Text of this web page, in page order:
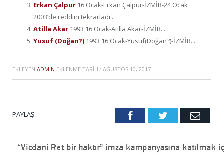
Erkan Çalpur 16 Ocak-Erkan Çalpur-İZMİR-24 Ocak
2003’de reddini tekrarladı...
Atilla Akar 1993 16 Ocak-Atilla Akar-İZMİR...
Yusuf (Doğan?) 1993 16 Ocak-Yusuf(Doğan?)-İZMİR...
EKLEYEN ADMIN EKLENME TARIHI: AĞUSTOS 10, 2017
PAYLAŞ. FacebookTwitter Email